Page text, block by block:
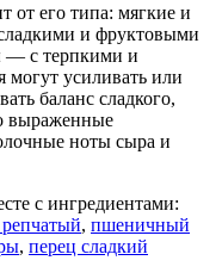
от его типа: мягкие и
и фруктовыми
— с терпкими и
усиливать или
баланс сладкого,
выраженные
ноты сыра и
с ингредиентами:
, пшеничный
, перец сладкий